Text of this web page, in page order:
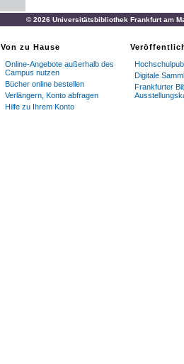
© 2026 Universitätsbibliothek Frankfurt am
Von zu Hause
Online-Angebote außerhalb des
Campus nutzen
Bücher online bestellen
Verlängern, Konto abfragen
Hilfe zu Ihrem Konto
Digitale
Frankfurter